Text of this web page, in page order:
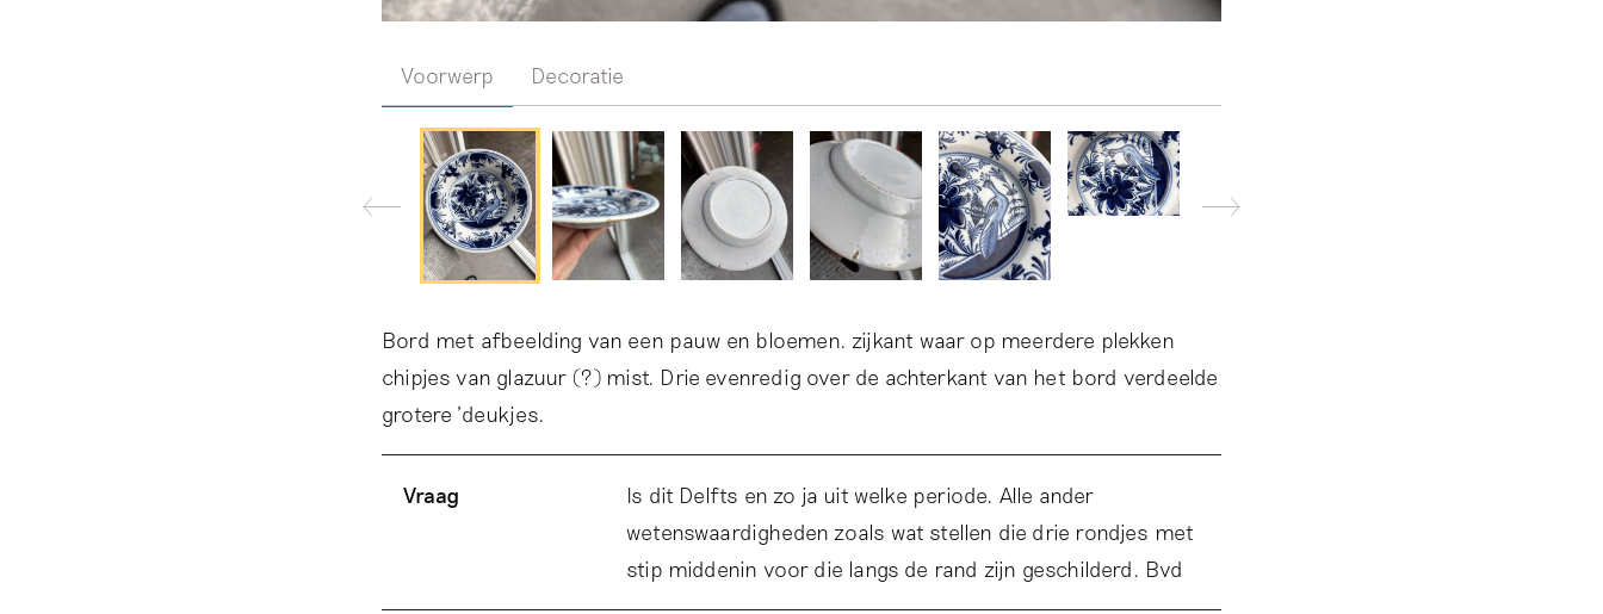
Voorwerp Decoratie
Bord met afbeelding van een pauw en bloemen. zijkant waar op meerdere plekken
chipjes van glazuur (?) mist. Drie evenredig over de achterkant van het bord verdeelde
grotere 'deukjes.
Vraag
Is dit Delfts en zo ja uit welke periode. Alle ander
wetenswaardigheden zoals wat stellen die drie rondjes met
stip middenin voor die langs de rand zijn geschilderd. Bvd